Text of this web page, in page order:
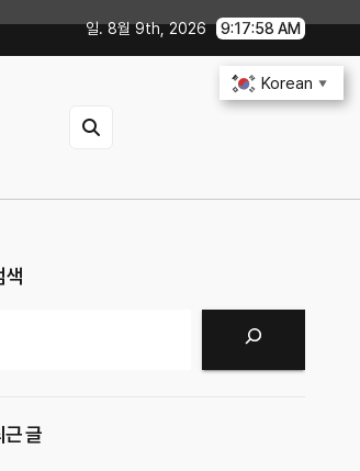
할까? 중고차 살 때 전기차·하이브리드 체크포인트
일. 8월 9th, 2026 9:17:59 AM
색
근 글
Korean ▼